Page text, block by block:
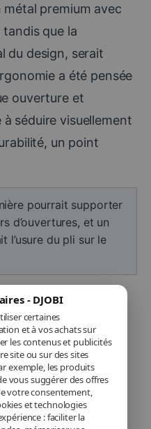
- DJOBI
certaines
et à vos achats sur
les contenus et publicités
site ou sur des sites
exemple, les produits
vous suggérer des offres
votre consentement,
et technologies
: faciliter la
premium avec
que la
du design, serait
a été pensée
ouverture et
séduire visuellement
un point
pourrait supporter
d’ouvertures, et un
l’usure du pli sur le
:
du
A20 ou A21 Pro,
le gaming 3D et